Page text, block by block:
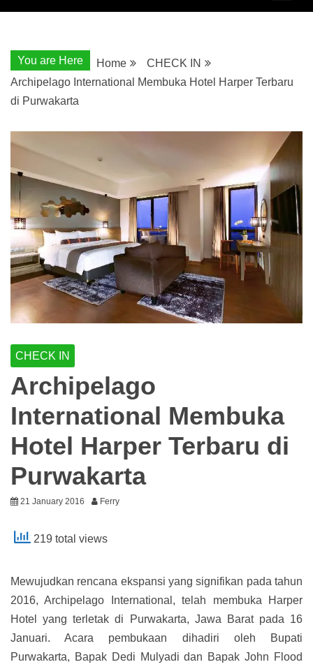
You are Here Home
CHECK IN
Archipelago International Membuka Hotel Harper Terbaru
di Purwakarta
CHECK IN
Archipelago
International Membuka
Hotel Harper Terbaru di
Purwakarta
21 January 2016 Ferry
219 total views
Mewujudkan rencana ekspansi yang signifikan pada tahun
2016, Archipelago International, telah membuka Harper
Hotel yang terletak di Purwakarta, Jawa Barat pada 16
Januari. Acara pembukaan dihadiri oleh Bupati
Purwakarta, Bapak Dedi Mulyadi dan Bapak John Flood